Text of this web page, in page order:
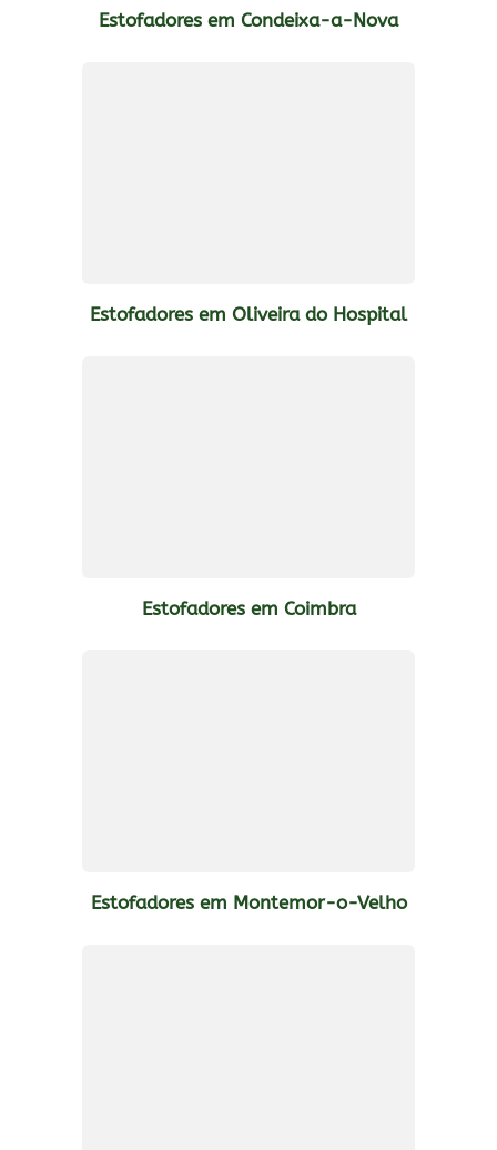
Estofadores em Condeixa-a-Nova
Estofadores em Oliveira do Hospital
Estofadores em Coimbra
Estofadores em Montemor-o-Velho